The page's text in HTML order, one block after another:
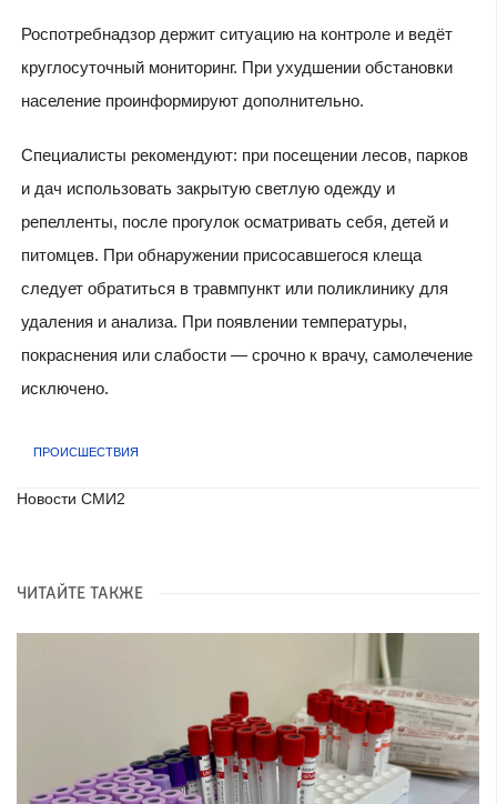
Роспотребнадзор держит ситуацию на контроле и ведёт
круглосуточный мониторинг. При ухудшении обстановки
население проинформируют дополнительно.
Специалисты рекомендуют: при посещении лесов, парков
и дач использовать закрытую светлую одежду и
репелленты, после прогулок осматривать себя, детей и
питомцев. При обнаружении присосавшегося клеща
следует обратиться в травмпункт или поликлинику для
удаления и анализа. При появлении температуры,
покраснения или слабости — срочно к врачу, самолечение
исключено.
ПРОИСШЕСТВИЯ
Новости СМИ2
ЧИТАЙТЕ ТАКЖЕ